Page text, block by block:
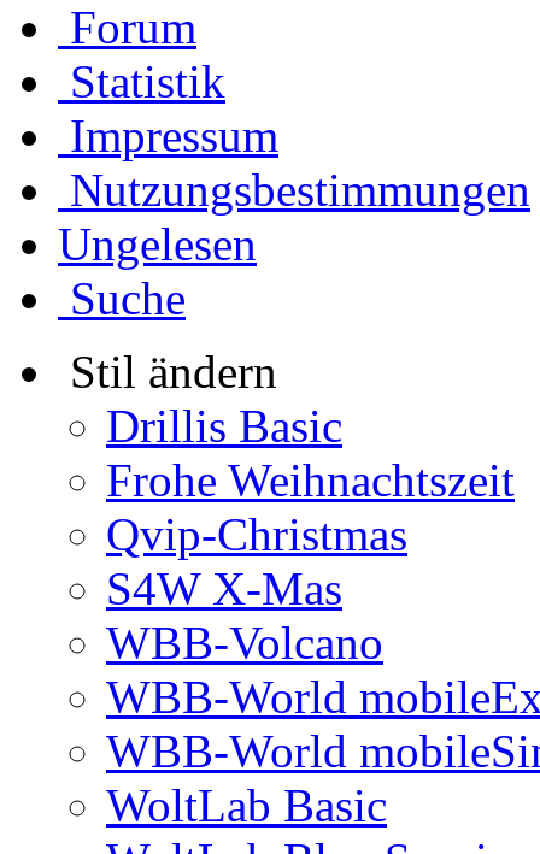
Forum
Statistik
Impressum
Nutzungsbestimmungen
Ungelesen
Suche
Stil ändern
Drillis Basic
Frohe Weihnachtszeit
Qvip-Christmas
S4W X-Mas
WBB-Volcano
WBB-World
WBB-World
WoltLab Basic